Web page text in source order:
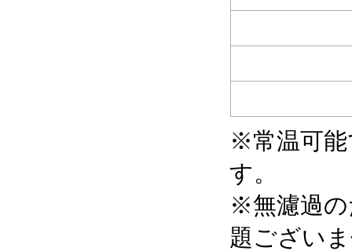
※常温可能
す。
※無濾過の
題ござい